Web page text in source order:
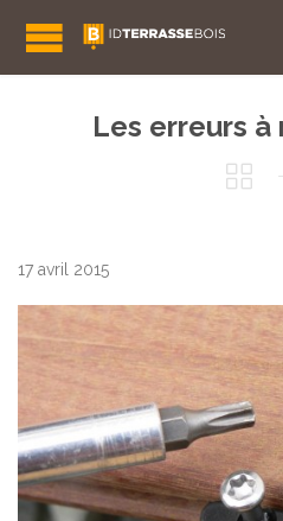
Les erreurs à

17 avril 2015